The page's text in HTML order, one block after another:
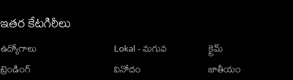
ఇతర కేటగిరీలు
ఉద్యోగాలు
ట్రెండింగ్
Lokal - మగువ
వినోదం
క్రైమ్
జాతీయం